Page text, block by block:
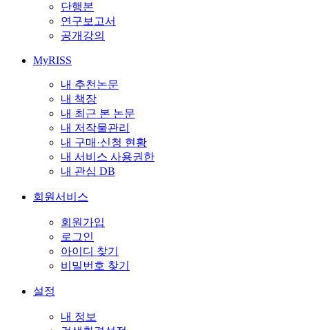
단행본
연구보고서
공개강의
MyRISS
내 추천논문
내 책장
내 최근 본 논문
내 저작물관리
내 구매·신청 현황
내 서비스 사용권한
내 관심 DB
회원서비스
회원가입
로그인
아이디 찾기
비밀번호 찾기
설정
내 정보